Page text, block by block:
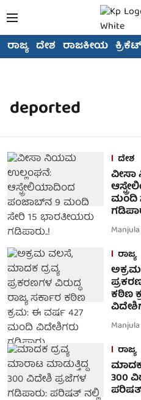
ರಾಜ್ಯ ದೇಶ ರಾಜಕೀಯ ಕ್ರಿಕೆಟ್
deported
ದೇಶ
ಮಂದಿ
ರಾಜ್ಯ
ಕಠಿಣ
ರಾಜ್ಯ
ಮಾದಕ
300